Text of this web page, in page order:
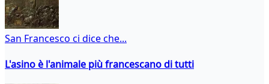
San Francesco ci dice che...
L'asino è l'animale più francescano di tutti